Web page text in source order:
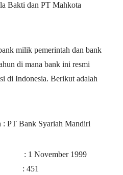
Bakti dan PT Mahkota
milik pemerintah dan bank
di mana bank ini resmi
di Indonesia. Berikut adalah
: PT Bank Syariah Mandiri
1 November 1999
: 451